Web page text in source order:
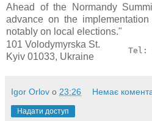
Ahead of the Normandy
advance on the
notably on local elections."
101 Volodymyrska St.
Kyiv 01033, Ukraine
Tel:
Igor Orlov о 23:26 Немає
Надати доступ